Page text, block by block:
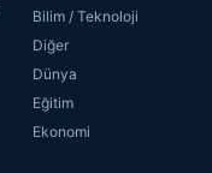
Bilim / Teknoloji
Diğer
Dünya
Eğitim
Ekonomi